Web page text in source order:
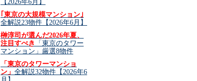
【2026年6月】
｢東京の大規模マンション｣
全解説23物件【2026年6月】
榊淳司が選んだ2026年夏、
注目すべき
「東京のタワー
マンション」厳選8物件
「東京のタワーマンショ
ン」 全解説32物件【2026年6